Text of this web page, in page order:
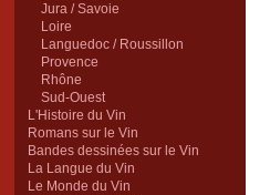
Jura / Savoie
Loire
Languedoc / Roussillon
Provence
Rhône
Sud-Ouest
L'Histoire du Vin
Romans sur le Vin
Bandes dessinées sur le Vin
La Langue du Vin
Le Monde du Vin